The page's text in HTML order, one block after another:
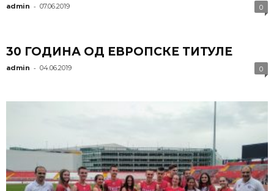
admin - 07.06.2019 0
30 ГОДИНА ОД ЕВРОПСКЕ ТИТУЛЕ
admin - 04.06.2019 0